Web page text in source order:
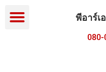
Menu พีอาร์เ
080-